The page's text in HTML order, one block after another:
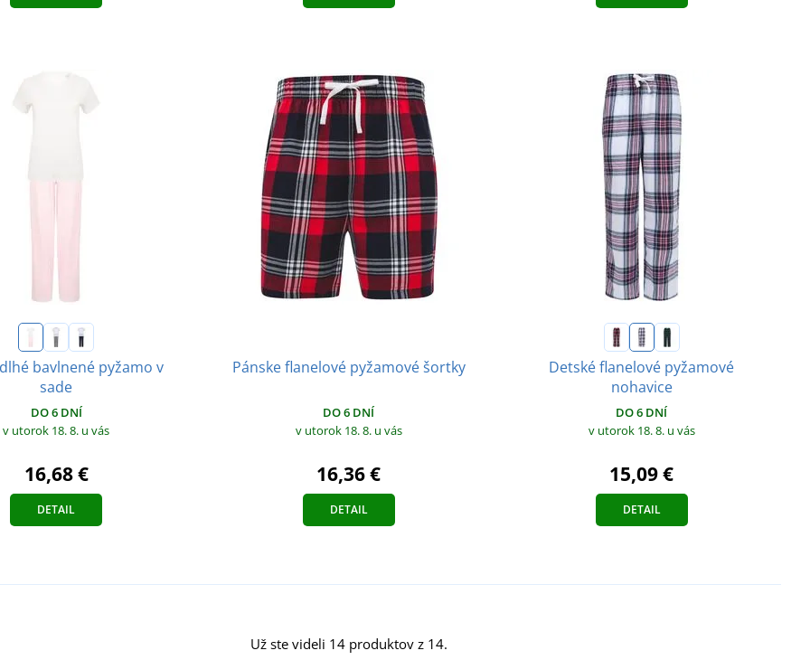
bavlnené pyžamo v
sade
DO 6 DNÍ
v utorok 18. 8. u vás
16,68 €
DETAIL
Pánske flanelové pyžamové šortky
DO 6 DNÍ
v utorok 18. 8. u vás
16,36 €
DETAIL
Detské flanelové pyžamové
nohavice
DO 6 DNÍ
v utorok 18. 8. u vás
15,09 €
DETAIL
Už ste videli 14 produktov z 14.